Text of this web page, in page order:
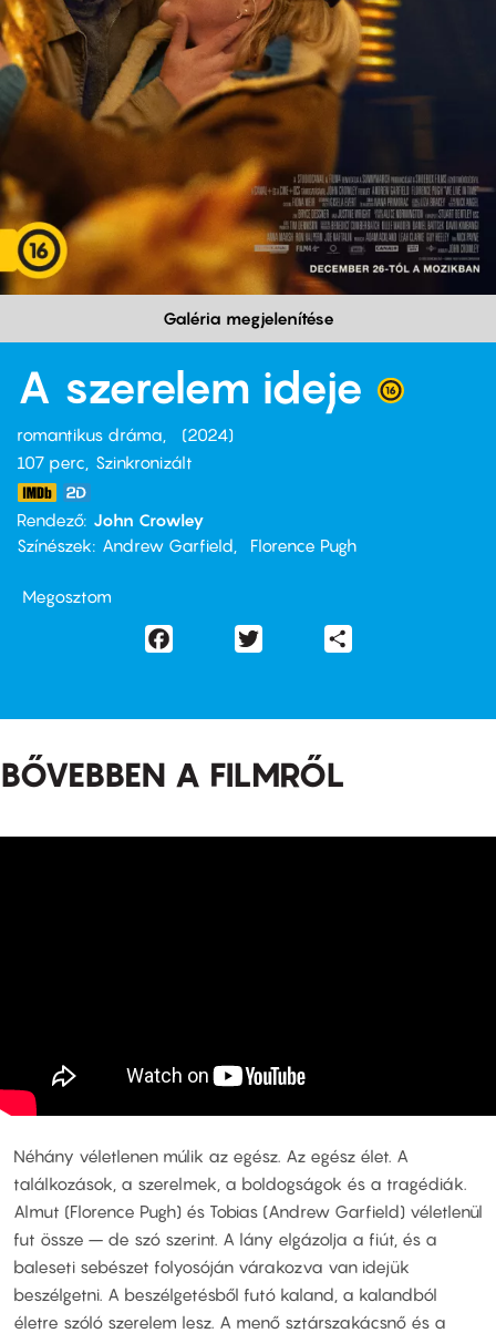
Galéria megjelenítése
A szerelem ideje
romantikus dráma
2024
107 perc,
Szinkronizált
Rendező John Crowley
Színészek
Andrew Garfield Florence Pugh
Megosztom
Facebook
BŐVEBBEN A FILMRŐL
Néhány véletlenen múlik az egész. Az egész élet. A
találkozások, a szerelmek, a boldogságok és a tragédiák.
Almut (Florence Pugh) és Tobias (Andrew Garfield) véletlenül
fut össze – de szó szerint. A lány elgázolja a fiút, és a
baleseti sebészet folyosóján várakozva van idejük
beszélgetni. A beszélgetésből futó kaland, a kalandból
életre szóló szerelem lesz. A menő sztárszakácsnő és a